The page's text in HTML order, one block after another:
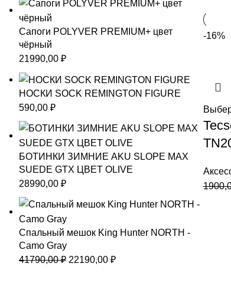
Сапоги POLYVER PREMIUM+ цвет
чёрный
21990,00 ₽
НОСКИ SOCK REMINGTON FIGURE
590,00 ₽
БОТИНКИ ЗИМНИЕ AKU SLOPE MAX
SUEDE GTX ЦВЕТ OLIVE
28990,00 ₽
Спальный мешок King Hunter NORTH -
Camo Gray
41790,00₽ Первоначальная
22190,00 ₽Текущая
-16%